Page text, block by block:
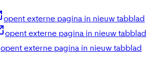
opent externe pagina in nieuw tabblad
opent externe pagina in nieuw tabblad
opent externe pagina in nieuw tabblad